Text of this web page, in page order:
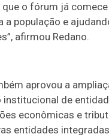
que o fórum já
a população e
afirmou Redano.
aprovou a
institucional de
econômicas e
entidades